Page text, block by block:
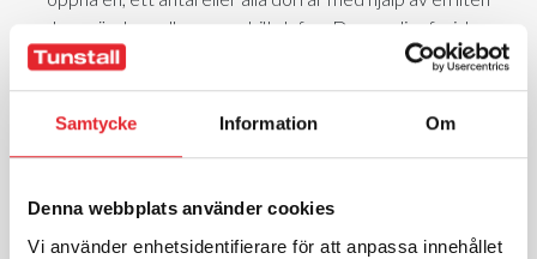
Samtycke Information Om
Denna webbplats använder cookies
Vi använder enhetsidentifierare för att anpassa innehållet
larmsändare eller en mobiltelefon. Den vanliga fysiska
nyckeln fungerar också att låsa upp med precis som
tidigare.
Till detta kopplas brukarens larmsändare och